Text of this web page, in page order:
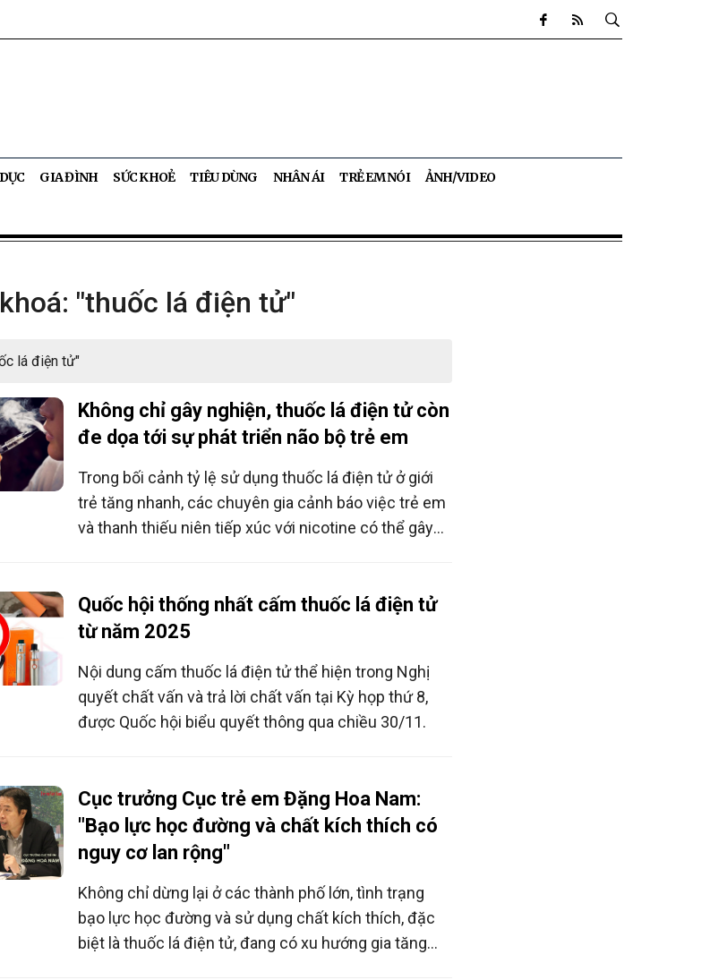
GIA ĐÌNH SỨC KHOẺ TIÊU DÙNG NHÂN ÁI TRẺ EM NÓI ẢNH/VIDEO
"thuốc lá điện tử"
lá điện tử"
Không chỉ gây nghiện, thuốc lá điện tử còn
đe dọa tới sự phát triển não bộ trẻ em
Trong bối cảnh tỷ lệ sử dụng thuốc lá điện tử ở giới
trẻ tăng nhanh, các chuyên gia cảnh báo việc trẻ em
và thanh thiếu niên tiếp xúc với nicotine có thể gây
năng tập trung và dễ gặp rối loạn lo âu, ảnh hưởng lâu
dài đến quá trình học tập và phát triển.
Quốc hội thống nhất cấm thuốc lá điện tử
từ năm 2025
Nội dung cấm thuốc lá điện tử thể hiện trong Nghị
quyết chất vấn và trả lời chất vấn tại Kỳ họp thứ 8,
được Quốc hội biểu quyết thông qua chiều 30/11.
Cục trưởng Cục trẻ em Đặng Hoa Nam:
"Bạo lực học đường và chất kích thích có
nguy cơ lan rộng"
Không chỉ dừng lại ở các thành phố lớn, tình trạng
bạo lực học đường và sử dụng chất kích thích, đặc
biệt là thuốc lá điện tử, đang có xu hướng gia tăng